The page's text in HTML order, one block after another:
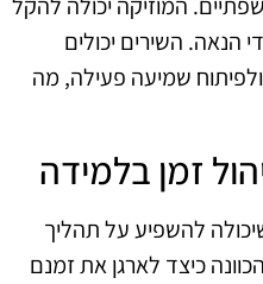
הנאה. השירים יכולים
ולפיתוח שמיעה פעילה, מה
זמן בלמידה
להשפיע על תהליך
כיצד לארגן את זמנם